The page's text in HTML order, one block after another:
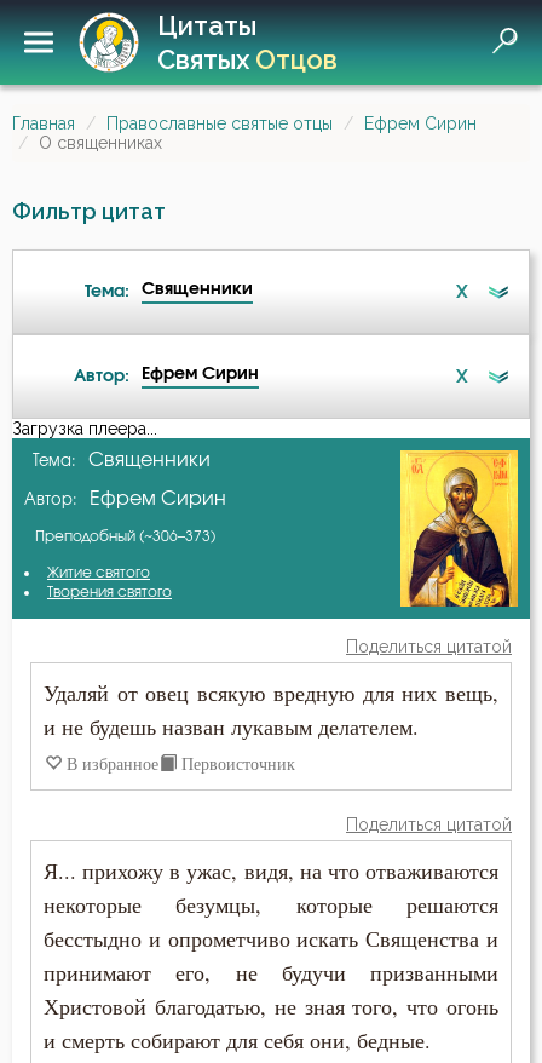
Цитаты
СвятыхОтцов
Главная Православные святые отцы
Ефрем Сирин
О священниках
Фильтр цитат
Тема: Священники X
Ад
Антихрист
Бдение
Бедность
Бесы
Благоговение
Благодарность
Автор: Ефрем Сирин X
А-я
Авва Дорофей
Авва Феона
Аврелий Августин
Амвросий Медиоланский
Амвросий Оптинский (Гренков)
Антоний Оптинский (Путилов)
Василий Великий
Григорий Богослов
Григорий Нисский
Загрузка плеера...
Тема: Священники
Автор: Ефрем Сирин
Преподобный (~306–373)
Житие святого
Творения святого
Поделиться цитатой
Удаляй от овец всякую вредную для них вещь,
и не будешь назван лукавым делателем.
В избранное Первоисточник
Поделиться цитатой
Я... прихожу в ужас, видя, на что отваживаются
некоторые безумцы, которые решаются
бесстыдно и опрометчиво искать Священства и
принимают его, не будучи призванными
Христовой благодатью, не зная того, что огонь
и смерть собирают для себя они, бедные.